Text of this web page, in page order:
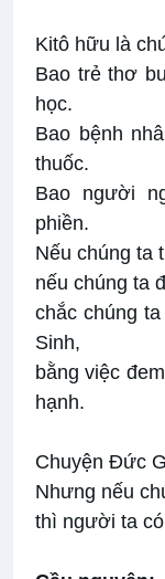
Kitô hữu là
Bao trẻ thơ
học.
Bao bệnh
thuốc.
Bao người
phiền.
Nếu chúng ta
nếu chúng ta
chắc chúng
Sinh,
bằng việc
hạnh.
Chuyện Ðức
Nhưng nếu
thì người ta